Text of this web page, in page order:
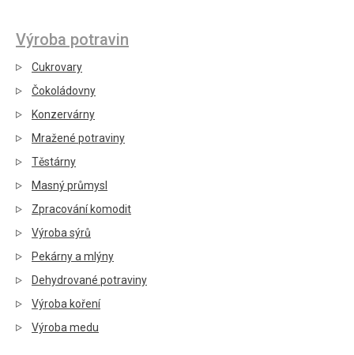
Výroba potravin
Cukrovary
Čokoládovny
Konzervárny
Mražené potraviny
Těstárny
Masný průmysl
Zpracování komodit
Výroba sýrů
Pekárny a mlýny
Dehydrované potraviny
Výroba koření
Výroba medu